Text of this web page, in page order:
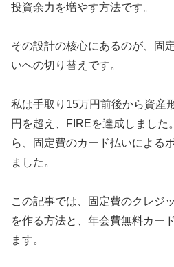
投資余力を増やす方法です。
その設計の核心にあるのが、固
いへの切り替えです。
私は手取り15万円前後から資産
円を超え、FIREを達成しました
ら、固定費のカード払いによる
ました。
この記事では、固定費のクレジ
を作る方法と、年会費無料カー
ます。